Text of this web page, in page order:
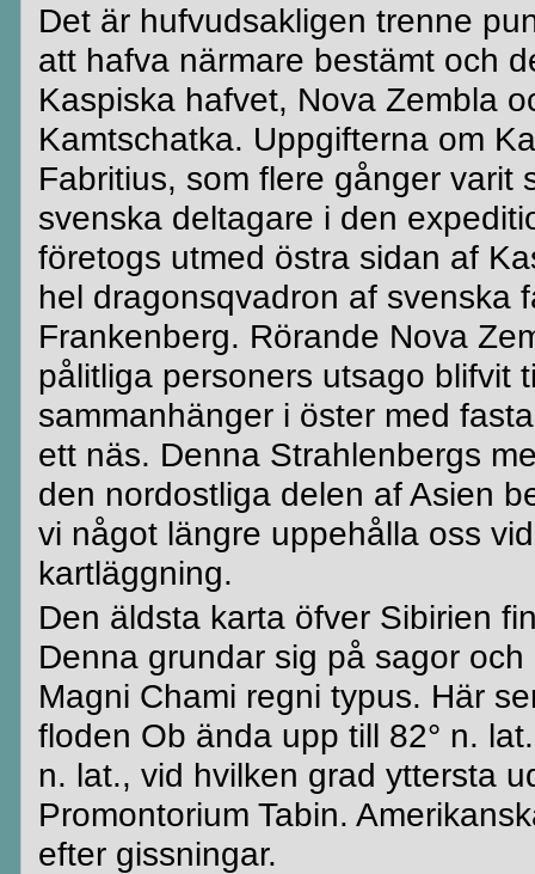
Det är hufvudsakligen trenne
att hafva närmare bestämt och
Kaspiska hafvet, Nova Zembla
Kamtschatka. Uppgifterna om
Fabritius, som flere gånger varit
svenska deltagare i den
företogs utmed östra sidan af
hel dragonsqvadron af svenska
Frankenberg. Rörande Nova
pålitliga personers utsago blifvit
sammanhänger i öster med
ett näs. Denna Strahlenbergs
den nordostliga delen af Asien
vi något längre uppehålla oss
kartläggning.
Den äldsta karta öfver Sibirien
Denna grundar sig på sagor
Magni Chami regni typus. Här
floden Ob ända upp till 82° n.
n. lat., vid hvilken grad yttersta
Promontorium Tabin.
efter gissningar.